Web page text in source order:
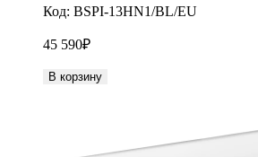
Код: BSPI-13HN1/BL/EU
45 590₽
В корзину